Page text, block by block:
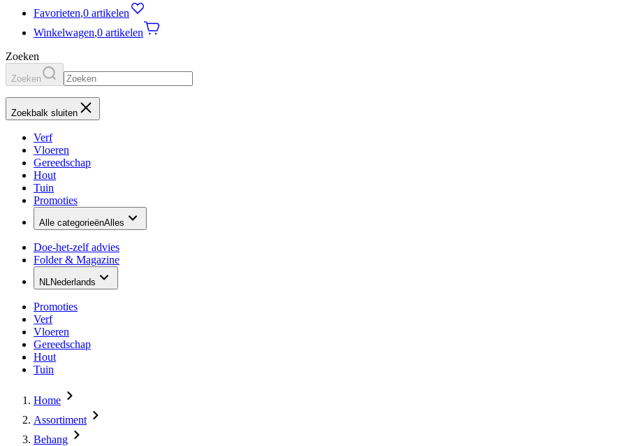
Favorieten,0 artikelen
Winkelwagen,0 artikelen
Zoeken
Zoeken
Zoekbalk sluiten
Verf
Vloeren
Gereedschap
Hout
Tuin
Promoties
Alle categorieënAlles
Doe-het-zelf advies
Folder & Magazine
NLNederlands
Promoties
Verf
Vloeren
Gereedschap
Hout
Tuin
Home
Assortiment
Behang